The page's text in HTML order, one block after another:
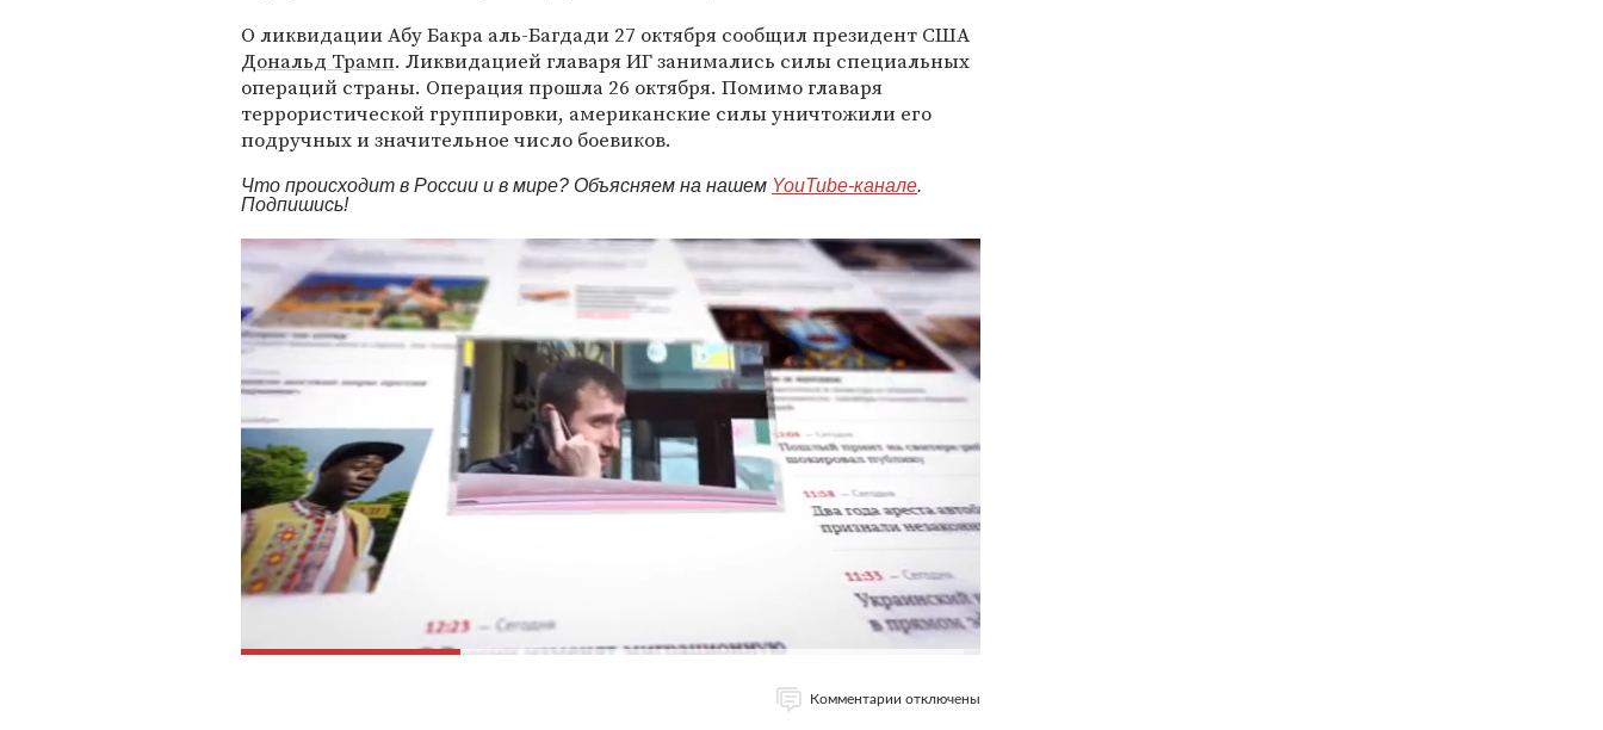
О ликвидации Абу Бакра аль-Багдади 27 октября сообщил президент США
Дональд Трамп. Ликвидацией главаря ИГ занимались силы специальных
операций страны. Операция прошла 26 октября. Помимо главаря
террористической группировки, американские силы уничтожили его
подручных и значительное число боевиков.
Что происходит в России и в мире? Объясняем на нашем YouTube-канале.
Подпишись!
Комментарии отключены